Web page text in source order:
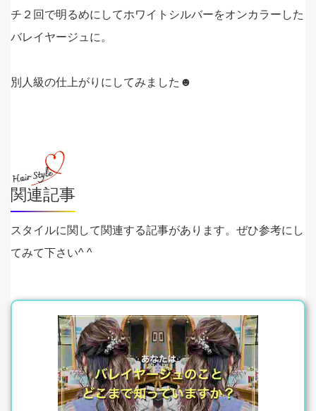
チ２回で明るめにしてホワイトシルバーをオンカラーした
バレイヤージュに。
別人級の仕上がりにしてみました☻
関連記事
スタイルに関して関連する記事があります。ぜひ参考にし
てみて下さい^ ^